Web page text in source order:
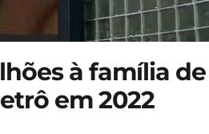
à família
em 2022